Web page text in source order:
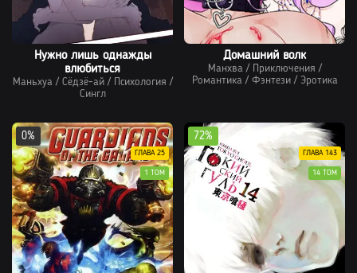
Нужно лишь однажды
влюбиться
Маньхуа/ Сёдзё-ай/ Психология /
Сингл
Домашний волк
Манхва/ Приключения /
Романтика/ Фэнтези/ Эротика
0%
ГЛАВА 25
1 ТОМ
72%
ГЛАВА 143
14 ТОМ